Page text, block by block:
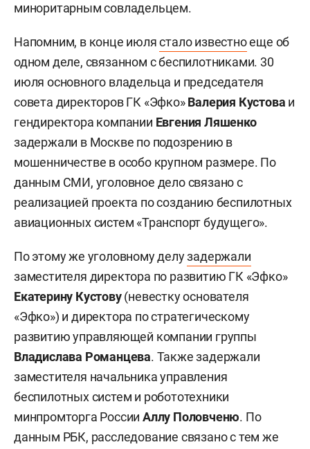
миноритарным совладельцем.
Напомним, в конце июлястало известноеще об
одном деле, связанном с беспилотниками. 30
июля основного владельца и председателя
совета директоров ГК «Эфко»Валерия Кустова и
гендиректора компании Евгения Ляшенко
задержали в Москве по подозрению в
мошенничестве в особо крупном размере. По
данным СМИ, уголовное дело связано с
реализацией проекта по созданию беспилотных
авиационных систем «Транспорт будущего».
По этому же уголовному делузадержали
заместителя директора по развитию ГК «Эфко»
Екатерину Кустову(невестку основателя
«Эфко») и директора по стратегическому
развитию управляющей компании группы
Владислава Романцева. Также задержали
заместителя начальника управления
беспилотных систем и робототехники
минпромторга РоссииАллу Половченю. По
данным РБК, расследование связано с тем же